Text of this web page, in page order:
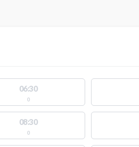
06:30
0
08:30
0